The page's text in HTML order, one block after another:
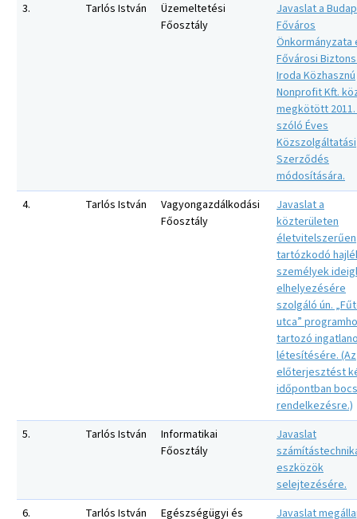
3.
Tarlós István
Üzemeltetési
Főosztály
Javaslat a
Főváros
Önkormányzata
Fővárosi
Iroda Közhasznú
Nonprofit Kft.
megkötött
szóló Éves
Közszolgáltatási
Szerződés
módosítására.
4.
Tarlós István
Vagyongazdálkodási
Főosztály
Javaslat a
közterületen
életvitelszerűen
tartózkodó
személyek
elhelyezésére
szolgáló ún.
utca”
tartozó
létesítésére. (Az
előterjesztést
időpontban
rendelkezésre.)
5.
Tarlós István
Informatikai
Főosztály
Javaslat
eszközök
selejtezésére.
6.
Tarlós István
Egészségügyi és
Javaslat